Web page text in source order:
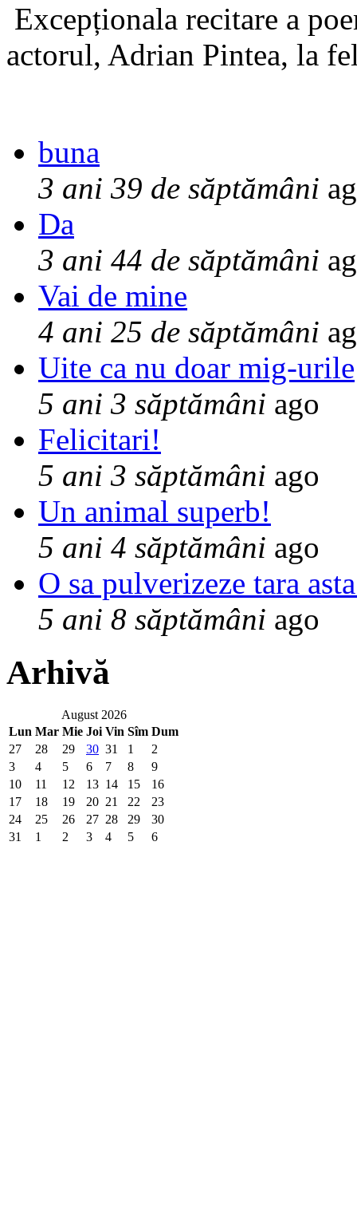
Excepționala recitare a
actorul, Adrian Pintea, la
buna
3 ani 39 de săptămâni
Da
3 ani 44 de săptămâni
Vai de mine
4 ani 25 de săptămâni
Uite ca nu doar mig-urile
5 ani 3 săptămâni ago
Felicitari!
5 ani 3 săptămâni ago
Un animal superb!
5 ani 4 săptămâni ago
O sa pulverizeze tara
5 ani 8 săptămâni ago
Arhivă
August 2026
Lun Mar Mie Joi Vin Sîm Dum
27
28 29 30 31 1
2
3
4 5 6 7 8
9
10
11 12 13 14 15
16
17
18 19 20 21 22
23
24
25 26 27 28 29
30
31
1 2 3 4 5 6